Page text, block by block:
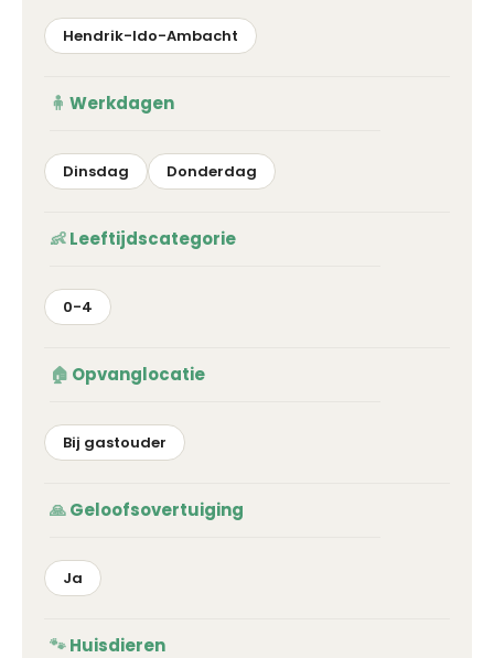
Hendrik-Ido-Ambacht
Werkdagen
Dinsdag Donderdag
Leeftijdscategorie
0-4
Opvanglocatie
Bij gastouder
Geloofsovertuiging
Ja
Huisdieren